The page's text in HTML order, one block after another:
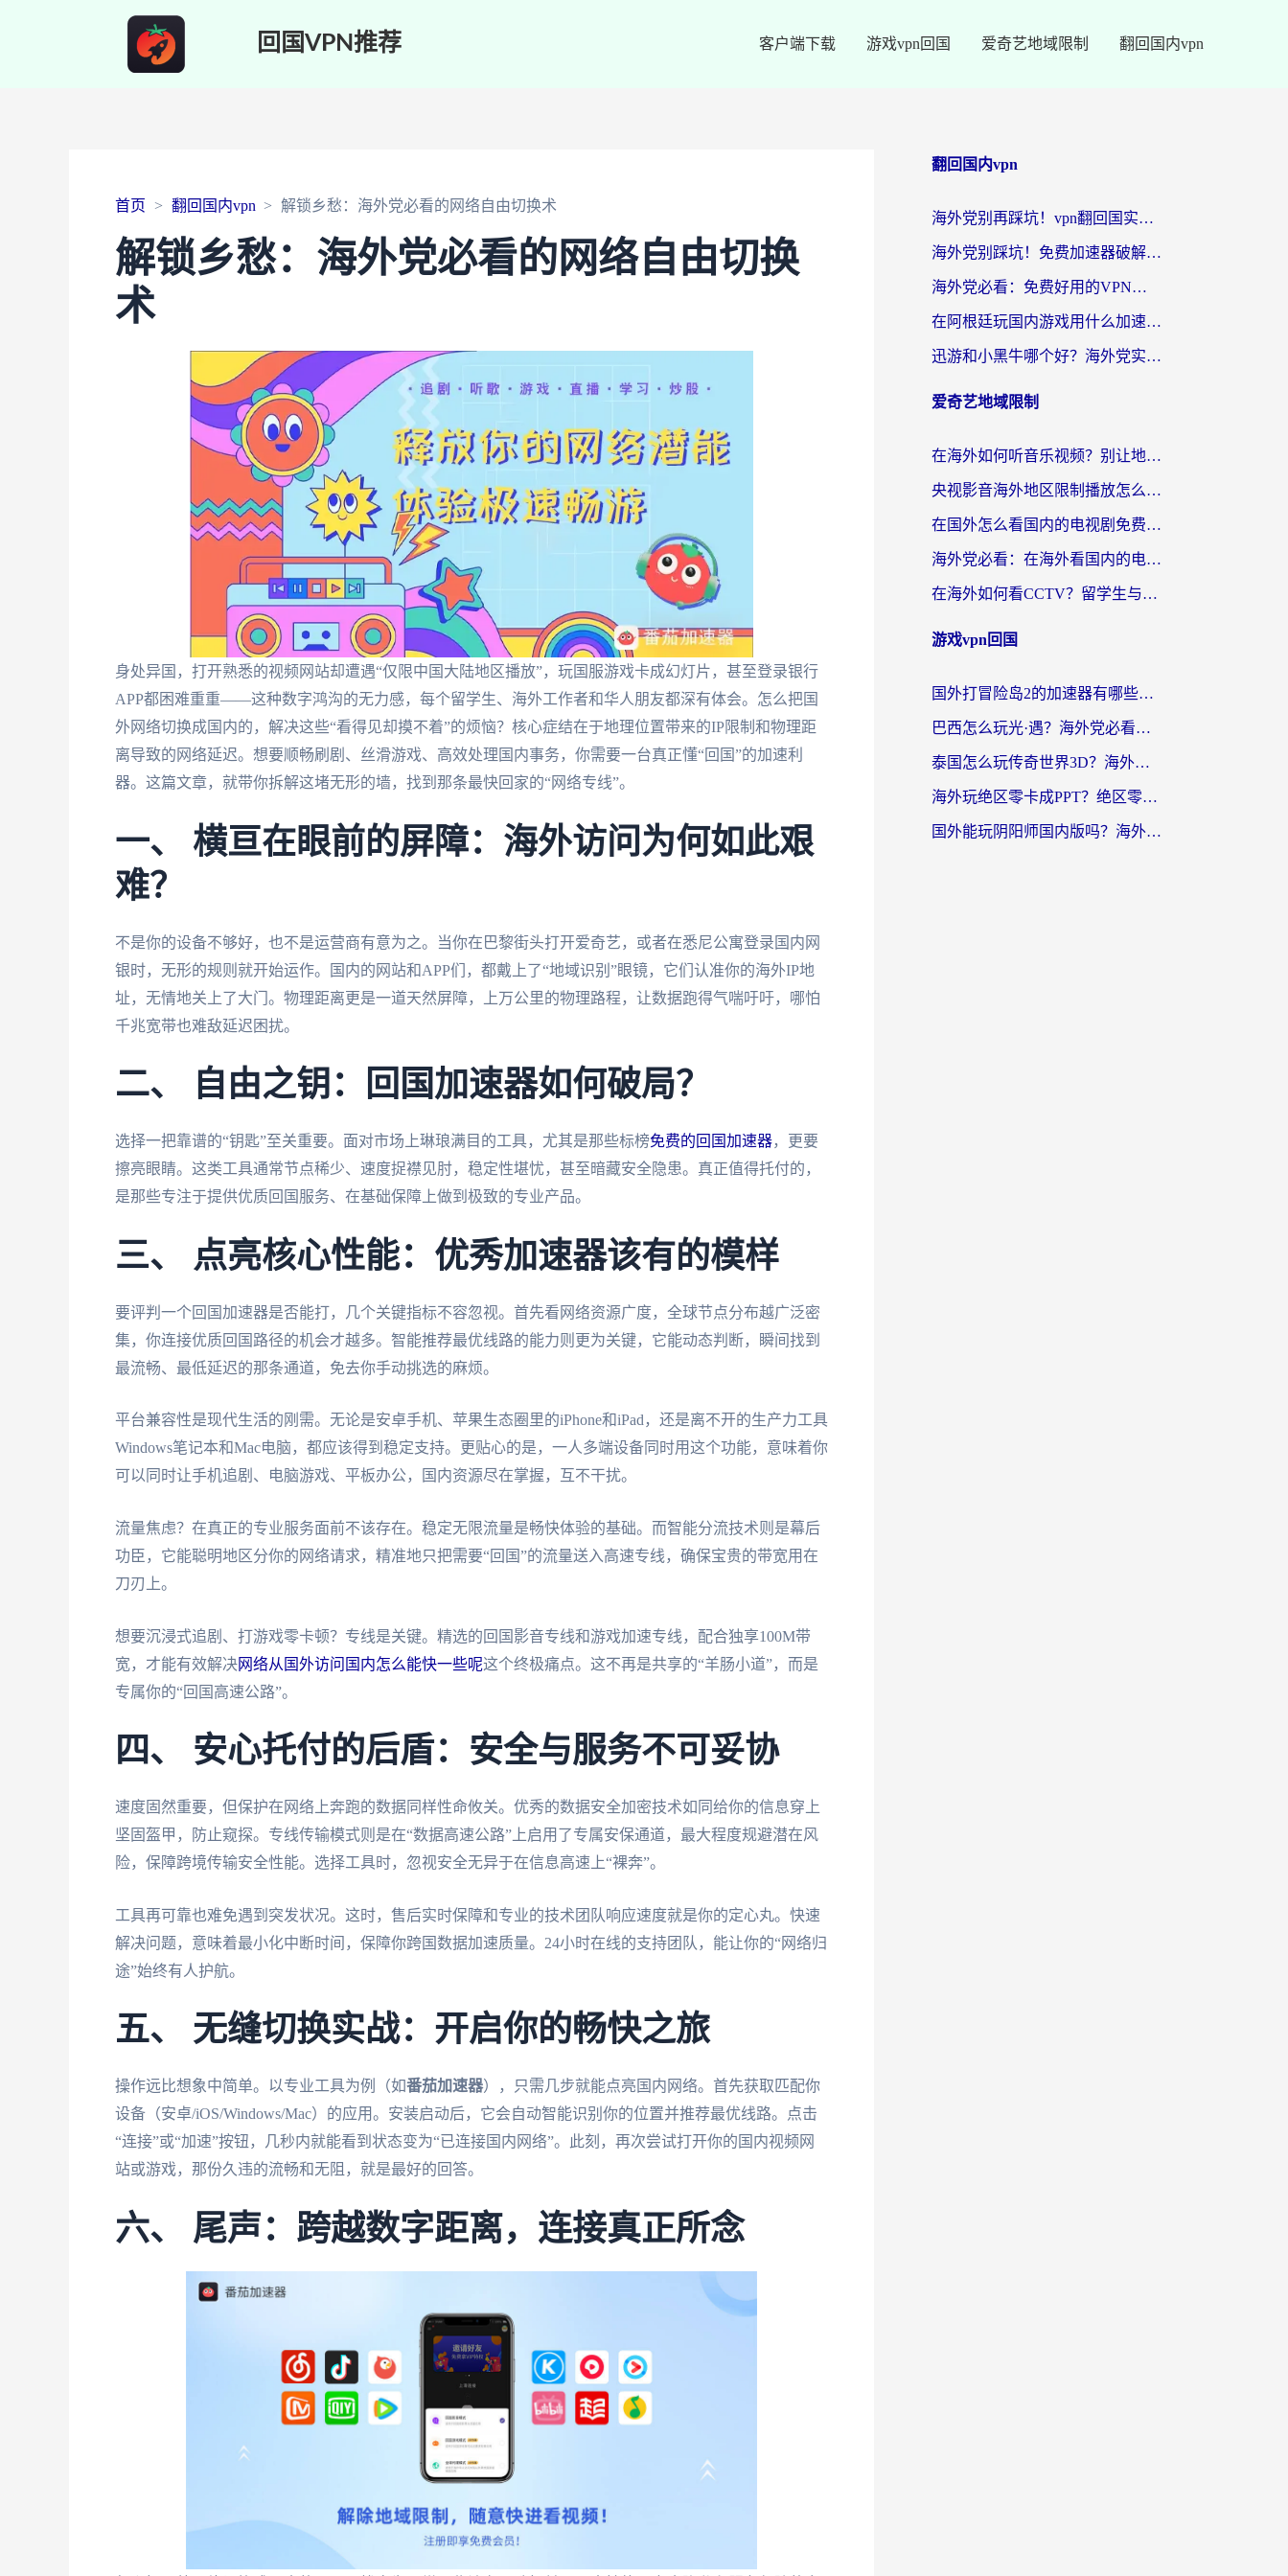
回国VPN推荐 客户端下载 游戏vpn回国 爱奇艺地域限制 翻回国内vpn
首页 翻回国内vpn 解锁乡愁：海外党必看的网络自由切换术
解锁乡愁：海外党必看的网络自由切换
术
身处异国，打开熟悉的视频网站却遭遇“仅限中国大陆地区播放”，玩国服游戏卡成幻灯片，甚至登录银行
APP都困难重重——这种数字鸿沟的无力感，每个留学生、海外工作者和华人朋友都深有体会。怎么把国
外网络切换成国内的，解决这些“看得见却摸不着”的烦恼？核心症结在于地理位置带来的IP限制和物理距
离导致的网络延迟。想要顺畅刷剧、丝滑游戏、高效处理国内事务，你需要一台真正懂“回国”的加速利
器。这篇文章，就带你拆解这堵无形的墙，找到那条最快回家的“网络专线”。
一、 横亘在眼前的屏障：海外访问为何如此艰
难？
不是你的设备不够好，也不是运营商有意为之。当你在巴黎街头打开爱奇艺，或者在悉尼公寓登录国内网
银时，无形的规则就开始运作。国内的网站和APP们，都戴上了“地域识别”眼镜，它们认准你的海外IP地
址，无情地关上了大门。物理距离更是一道天然屏障，上万公里的物理路程，让数据跑得气喘吁吁，哪怕
千兆宽带也难敌延迟困扰。
二、 自由之钥：回国加速器如何破局？
选择一把靠谱的“钥匙”至关重要。面对市场上琳琅满目的工具，尤其是那些标榜免费的回国加速器，更要
擦亮眼睛。这类工具通常节点稀少、速度捉襟见肘，稳定性堪忧，甚至暗藏安全隐患。真正值得托付的，
是那些专注于提供优质回国服务、在基础保障上做到极致的专业产品。
三、 点亮核心性能：优秀加速器该有的模样
要评判一个回国加速器是否能打，几个关键指标不容忽视。首先看网络资源广度，全球节点分布越广泛密
集，你连接优质回国路径的机会才越多。智能推荐最优线路的能力则更为关键，它能动态判断，瞬间找到
最流畅、最低延迟的那条通道，免去你手动挑选的麻烦。
平台兼容性是现代生活的刚需。无论是安卓手机、苹果生态圈里的iPhone和iPad，还是离不开的生产力工具
Windows笔记本和Mac电脑，都应该得到稳定支持。更贴心的是，一人多端设备同时用这个功能，意味着你
可以同时让手机追剧、电脑游戏、平板办公，国内资源尽在掌握，互不干扰。
流量焦虑？在真正的专业服务面前不该存在。稳定无限流量是畅快体验的基础。而智能分流技术则是幕后
功臣，它能聪明地区分你的网络请求，精准地只把需要“回国”的流量送入高速专线，确保宝贵的带宽用在
刀刃上。
想要沉浸式追剧、打游戏零卡顿？专线是关键。精选的回国影音专线和游戏加速专线，配合独享100M带
宽，才能有效解决网络从国外访问国内怎么能快一些呢这个终极痛点。这不再是共享的“羊肠小道”，而是
专属你的“回国高速公路”。
四、 安心托付的后盾：安全与服务不可妥协
速度固然重要，但保护在网络上奔跑的数据同样性命攸关。优秀的数据安全加密技术如同给你的信息穿上
坚固盔甲，防止窥探。专线传输模式则是在“数据高速公路”上启用了专属安保通道，最大程度规避潜在风
险，保障跨境传输安全性能。选择工具时，忽视安全无异于在信息高速上“裸奔”。
工具再可靠也难免遇到突发状况。这时，售后实时保障和专业的技术团队响应速度就是你的定心丸。快速
解决问题，意味着最小化中断时间，保障你跨国数据加速质量。24小时在线的支持团队，能让你的“网络归
途”始终有人护航。
五、 无缝切换实战：开启你的畅快之旅
操作远比想象中简单。以专业工具为例（如番茄加速器），只需几步就能点亮国内网络。首先获取匹配你
设备（安卓/iOS/Windows/Mac）的应用。安装启动后，它会自动智能识别你的位置并推荐最优线路。点击
“连接”或“加速”按钮，几秒内就能看到状态变为“已连接国内网络”。此刻，再次尝试打开你的国内视频网
站或游戏，那份久违的流畅和无阻，就是最好的回答。
六、 尾声：跨越数字距离，连接真正所念
翻回国内vpn
海外党别再踩坑！vpn翻回国实用指南——选对加速器，国内资源无缝用
海外党别踩坑！免费加速器破解版真的能用？教你无缝访问国内资源的正确姿势
海外党必看：免费好用的VPN？不如选对转国内加速器实现无缝追剧
在阿根廷玩国内游戏用什么加速器？3年海外党亲测实用指南
迅游和小黑牛哪个好？海外党实测指南，选对中国地址加速器才能无缝刷国内资源
爱奇艺地域限制
在海外如何听音乐视频？别让地域限制挡住你的华语旋律
央视影音海外地区限制播放怎么办？海外华人必看的追剧自由指南
在国外怎么看国内的电视剧免费？3个关键步骤+1款靠谱加速器帮你搞定
海外党必看：在海外看国内的电视剧的app选对了吗？3步解决地域限制烦恼
在海外如何看CCTV？留学生与海外华人的实用回国加速指南
游戏vpn回国
国外打冒险岛2的加速器有哪些？海外玩家国服畅玩全攻略（附实测推荐）
巴西怎么玩光·遇？海外党必看的国服游戏加速器选择指南（附3款热门游戏实测）
泰国怎么玩传奇世界3D？海外党国服游戏加速终极指南（附非洲欧洲热门游戏解决方案）
海外玩绝区零卡成PPT？绝区零加速器免费的推荐+实用技巧，附墨西哥玩谁是卧底美国玩和平精英攻略
国外能玩阴阳师国内版吗？海外党亲测有效的国服游戏加速指南